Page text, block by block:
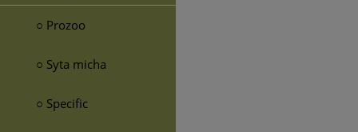
○ Prozoo
○ Syta micha
○ Specific